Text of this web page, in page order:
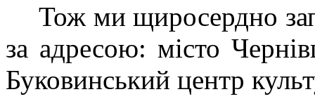
Тож ми щиросердно
за адресою: місто
Буковинський центр